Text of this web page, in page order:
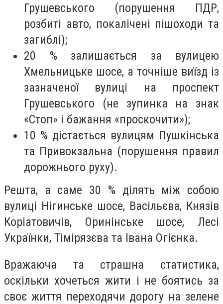
Грушевського (порушення ПДР,
розбиті авто, покалічені пішоходи та
загиблі);
20 % залишається за вулицею
Хмельницьке шосе, а точніше виїзд із
зазначеної вулиці на проспект
Грушевського (не зупинка на знак
«Стоп» і бажання «проскочити»);
10 % дістається вулицям Пушкінська
та Привокзальна (порушення правил
дорожнього руху).
Решта, а саме 30 % ділять між собою
вулиці Нігинське шосе, Васільєва, Князів
Коріатовичів, Оринінське шосе, Лесі
Українки, Тімірязєва та Івана Огієнка.
Вражаюча та страшна статистика,
оскільки хочеться жити і не боятись за
своє життя переходячи дорогу на зелене